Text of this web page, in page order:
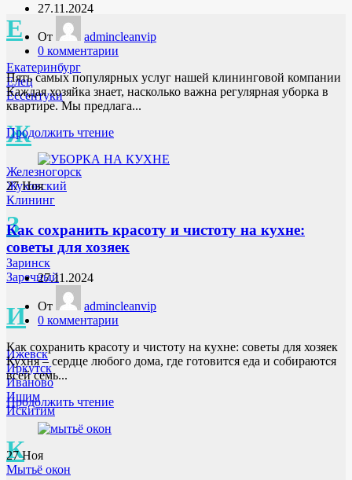
Е
Екатеринбург
Елец
Ессентуки
Ж
Железногорск
Жуковский
З
Заринск
Заречный
И
Ижевск
Иркутск
Иваново
Ишим
Искитим
К
27.11.2024
От
admincleanvip
0 комментарии
Пять самых популярных услуг нашей клининговой компании
Каждая хозяйка знает, насколько важна регулярная уборка в
квартире. Мы предлага...
Продолжить чтение
27Ноя
Клининг
Как сохранить красоту и чистоту на кухне:
советы для хозяек
27.11.2024
От
admincleanvip
0 комментарии
Как сохранить красоту и чистоту на кухне: советы для хозяек
Кухня – сердце любого дома, где готовится еда и собираются
всей семь...
Продолжить чтение
27Ноя
Мытьё окон